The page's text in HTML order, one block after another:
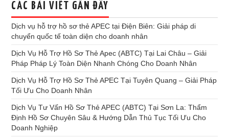
CÁC BÀI VIẾT GẦN ĐÂY
Dịch vụ hỗ trợ hồ sơ thẻ APEC tại Điện Biên: Giải pháp di
chuyển quốc tế toàn diện cho doanh nhân
Dịch Vụ Hỗ Trợ Hồ Sơ Thẻ Apec (ABTC) Tại Lai Châu – Giải
Pháp Pháp Lý Toàn Diện Nhanh Chóng Cho Doanh Nhân
Dịch Vụ Hỗ Trợ Hồ Sơ Thẻ APEC Tại Tuyên Quang – Giải Pháp
Tối Ưu Cho Doanh Nhân
Dịch Vụ Tư Vấn Hồ Sơ Thẻ APEC (ABTC) Tại Sơn La: Thẩm
Định Hồ Sơ Chuyên Sâu & Hướng Dẫn Thủ Tục Tối Ưu Cho
Doanh Nghiệp